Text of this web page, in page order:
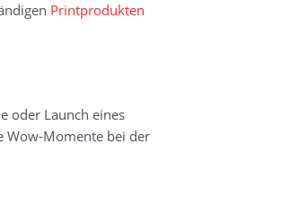
Printprodukten
oder Launch eines
Wow-Momente bei der